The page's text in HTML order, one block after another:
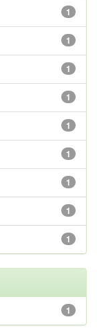
1
1
1
1
1
1
1
1
1
1